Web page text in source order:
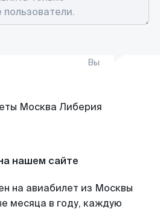
Вы
нашем сайте
на авиабилет из Москвы
месяца в году, каждую